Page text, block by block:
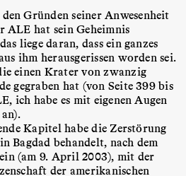
Gründen seiner Anwesenheit
ALE hat sein Geheimnis
liege daran, dass ein ganzes
ihm herausgerissen worden sei.
einen Krater von zwanzig
gegraben hat (von Seite 399 bis
ich habe es mit eigenen Augen
Kapitel habe die Zerstörung
behandelt, nach dem
(am 9. April 2003), mit der
der amerikanischen